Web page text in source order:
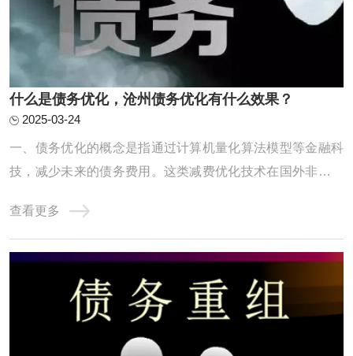
什么是债务优化，沧州债务优化有什么效果？
2025-03-24
一、债务优化的概念是指通过计算机量化算法模型等金融科
技，减少未来的债务费用。这类减费优化技术在国外非常普
务优化的具体形式使用大数据、算法模型等先进的技术工
具，在保障借款人隐私的前提下，对上千万种不同的还款方
案进行自动测算，根据借款人的收入和债务情 ...
查看更多